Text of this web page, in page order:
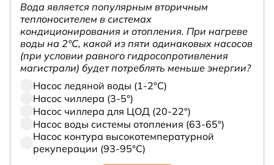
Вода является популярным вторичным
теплоносителем в системах
кондиционирования и отопления. При нагреве
воды на 2°С, какой из пяти одинаковых насосов
(при условии равного гидросопротивления
магистрали) будет потреблять меньше энергии?
Насос ледяной воды (1-2°С)
Насос чиллера (3-5°)
Насос чиллера для ЦОД (20-22°)
Насос воды системы отопления (63-65°)
Насос контура высокотемпературной
рекуперации (93-95°С)